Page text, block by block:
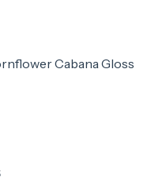
Cabana Gloss